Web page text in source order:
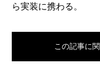
ら実装に携わる。
この記事に